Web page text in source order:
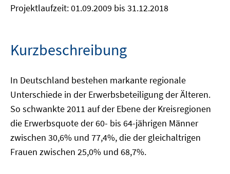
Projektlaufzeit: 01.09.2009 bis 31.12.2018
Kurzbeschreibung
In Deutschland bestehen markante regionale
Unterschiede in der Erwerbsbeteiligung der Älteren.
So schwankte 2011 auf der Ebene der Kreisregionen
die Erwerbsquote der 60- bis 64-jährigen Männer
zwischen 30,6% und 77,4%, die der gleichaltrigen
Frauen zwischen 25,0% und 68,7%.